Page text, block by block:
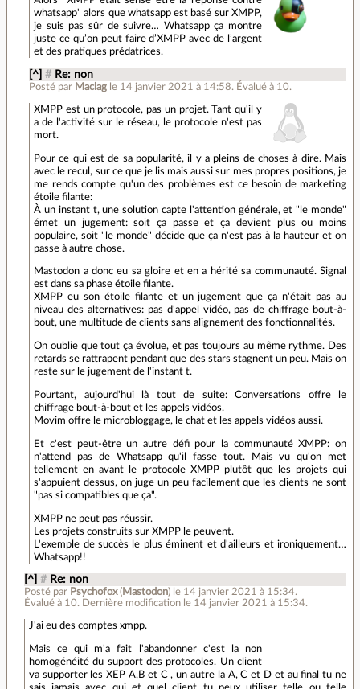
whatsapp" alors que whatsapp est basé sur XMPP,
je suis pas sûr de suivre… Whatsapp ça montre
juste ce qu’on peut faire d’XMPP avec de l’argent
et des pratiques prédatrices.
[^] # Re: non
Posté par Maclag le 14 janvier 2021 à 14:58. Évalué à 10.
XMPP est un protocole, pas un projet. Tant qu'il y
a de l'activité sur le réseau, le protocole n'est pas
mort.
Pour ce qui est de sa popularité, il y a pleins de choses à dire. Mais
avec le recul, sur ce que je lis mais aussi sur mes propres positions, je
me rends compte qu'un des problèmes est ce besoin de marketing
étoile filante:
À un instant t, une solution capte l'attention générale, et "le monde"
émet un jugement: soit ça passe et ça devient plus ou moins
populaire, soit "le monde" décide que ça n'est pas à la hauteur et on
passe à autre chose.
Mastodon a donc eu sa gloire et en a hérité sa communauté. Signal
est dans sa phase étoile filante.
XMPP eu son étoile filante et un jugement que ça n'était pas au
niveau des alternatives: pas d'appel vidéo, pas de chiffrage bout-à-
bout, une multitude de clients sans alignement des fonctionnalités.
On oublie que tout ça évolue, et pas toujours au même rythme. Des
retards se rattrapent pendant que des stars stagnent un peu. Mais on
reste sur le jugement de l'instant t.
Pourtant, aujourd'hui là tout de suite: Conversations offre le
chiffrage bout-à-bout et les appels vidéos.
Movim offre le microbloggage, le chat et les appels vidéos aussi.
Et c'est peut-être un autre défi pour la communauté XMPP: on
n'attend pas de Whatsapp qu'il fasse tout. Mais vu qu'on met
tellement en avant le protocole XMPP plutôt que les projets qui
s'appuient dessus, on juge un peu facilement que les clients ne sont
"pas si compatibles que ça".
XMPP ne peut pas réussir.
Les projets construits sur XMPP le peuvent.
L'exemple de succès le plus éminent et d'ailleurs et ironiquement…
Whatsapp!!
[^] # Re: non
Posté par Psychofox( Mastodon) le 14 janvier 2021 à 15:34.
Évalué à 10. Dernière modification le 14 janvier 2021 à 15:34.
J'ai eu des comptes xmpp.
Mais ce qui m'a fait l'abandonner c'est la non
homogénéité du support des protocoles. Un client
va supporter les XEP A,B et C , un autre la A, C et D et au final tu ne